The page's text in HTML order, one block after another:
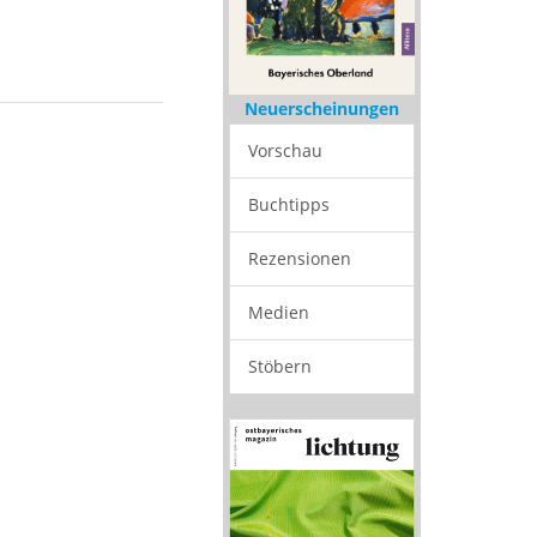
Neuerscheinungen
Vorschau
Buchtipps
Rezensionen
Medien
Stöbern